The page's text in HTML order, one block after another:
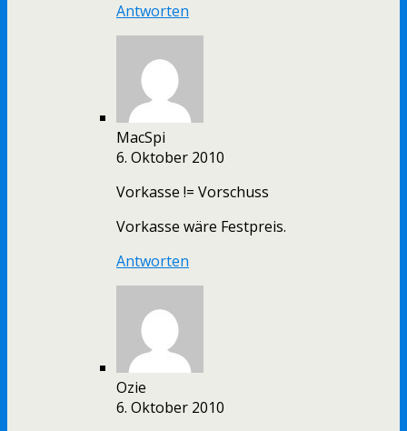
Antworten
MacSpi
6. Oktober 2010
Vorkasse != Vorschuss
Vorkasse wäre Festpreis.
Antworten
Ozie
6. Oktober 2010